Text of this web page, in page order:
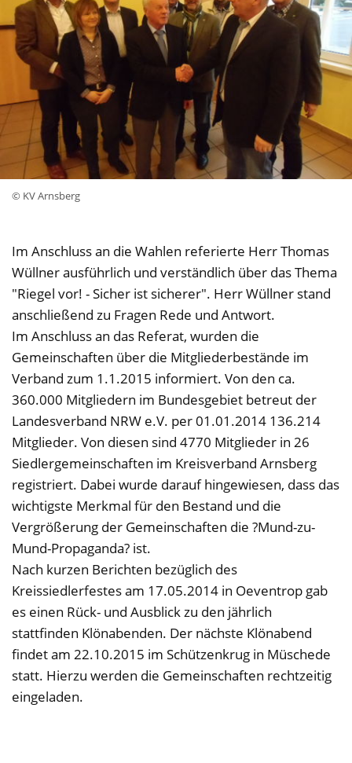
© KV Arnsberg
Im Anschluss an die Wahlen referierte Herr Thomas
Wüllner ausführlich und verständlich über das Thema
"Riegel vor! - Sicher ist sicherer". Herr Wüllner stand
anschließend zu Fragen Rede und Antwort.
Im Anschluss an das Referat, wurden die
Gemeinschaften über die Mitgliederbestände im
Verband zum 1.1.2015 informiert. Von den ca.
360.000 Mitgliedern im Bundesgebiet betreut der
Landesverband NRW e.V. per 01.01.2014 136.214
Mitglieder. Von diesen sind 4770 Mitglieder in 26
Siedlergemeinschaften im Kreisverband Arnsberg
registriert. Dabei wurde darauf hingewiesen, dass das
wichtigste Merkmal für den Bestand und die
Vergrößerung der Gemeinschaften die ?Mund-zu-
Mund-Propaganda? ist.
Nach kurzen Berichten bezüglich des
Kreissiedlerfestes am 17.05.2014 in Oeventrop gab
es einen Rück- und Ausblick zu den jährlich
stattfinden Klönabenden. Der nächste Klönabend
findet am 22.10.2015 im Schützenkrug in Müschede
statt. Hierzu werden die Gemeinschaften rechtzeitig
eingeladen.